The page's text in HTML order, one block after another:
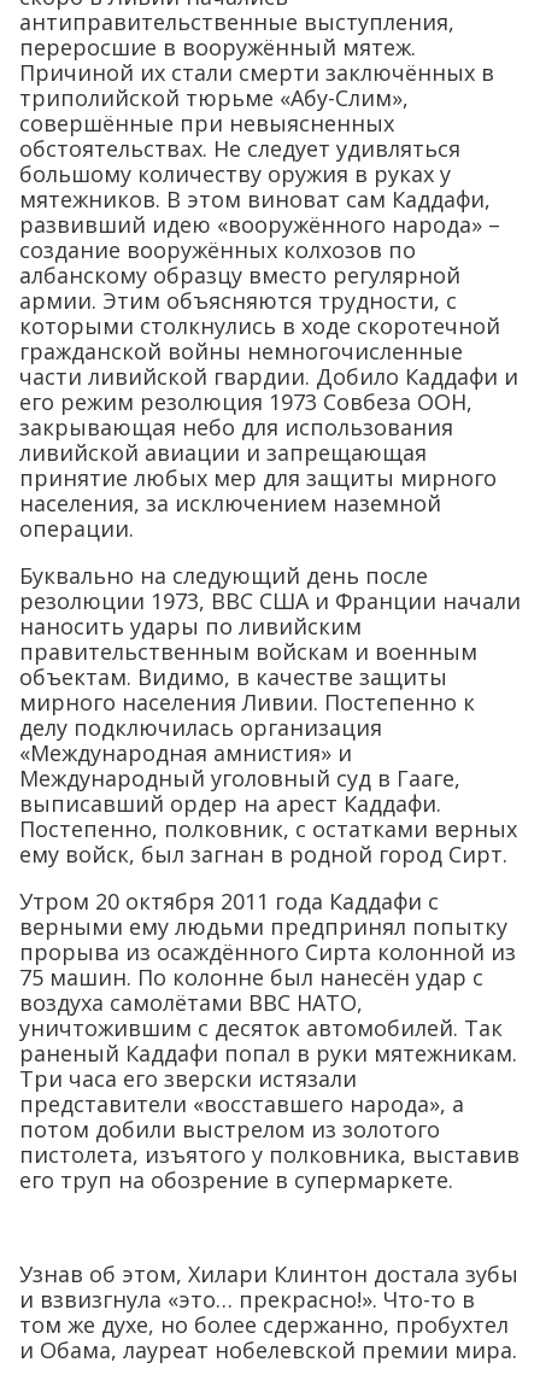
антиправительственные выступления,
переросшие в вооружённый мятеж.
Причиной их стали смерти заключённых в
триполийской тюрьме «Абу-Слим»,
совершённые при невыясненных
обстоятельствах. Не следует удивляться
большому количеству оружия в руках у
мятежников. В этом виноват сам Каддафи,
развивший идею «вооружённого народа» –
создание вооружённых колхозов по
албанскому образцу вместо регулярной
армии. Этим объясняются трудности, с
которыми столкнулись в ходе скоротечной
гражданской войны немногочисленные
части ливийской гвардии. Добило Каддафи и
его режим резолюция 1973 Совбеза ООН,
закрывающая небо для использования
ливийской авиации и запрещающая
принятие любых мер для защиты мирного
населения, за исключением наземной
операции.
Буквально на следующий день после
резолюции 1973, ВВС США и Франции начали
наносить удары по ливийским
правительственным войскам и военным
объектам. Видимо, в качестве защиты
мирного населения Ливии. Постепенно к
делу подключилась организация
«Международная амнистия» и
Международный уголовный суд в Гааге,
выписавший ордер на арест Каддафи.
Постепенно, полковник, с остатками верных
ему войск, был загнан в родной город Сирт.
Утром 20 октября 2011 года Каддафи с
верными ему людьми предпринял попытку
прорыва из осаждённого Сирта колонной из
75 машин. По колонне был нанесён удар с
воздуха самолётами ВВС НАТО,
уничтожившим с десяток автомобилей. Так
раненый Каддафи попал в руки мятежникам.
Три часа его зверски истязали
представители «восставшего народа», а
потом добили выстрелом из золотого
пистолета, изъятого у полковника, выставив
его труп на обозрение в супермаркете.
Узнав об этом, Хилари Клинтон достала зубы
и взвизгнула «это… прекрасно!». Что-то в
том же духе, но более сдержанно, пробухтел
и Обама, лауреат нобелевской премии мира.